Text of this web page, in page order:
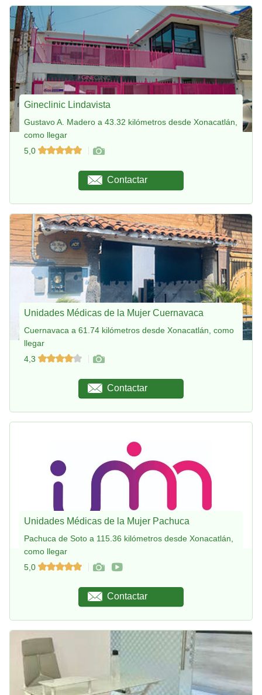
Gineclinic Lindavista
Gustavo A. Madero a 43.32 kilómetros desde Xonacatlán,
como llegar
5,0
Contactar
Unidades Médicas de la Mujer Cuernavaca
Cuernavaca a 61.74 kilómetros desde Xonacatlán, como
llegar
4,3
Contactar
Unidades Médicas de la Mujer Pachuca
Pachuca de Soto a 115.36 kilómetros desde Xonacatlán,
como llegar
5,0
Contactar